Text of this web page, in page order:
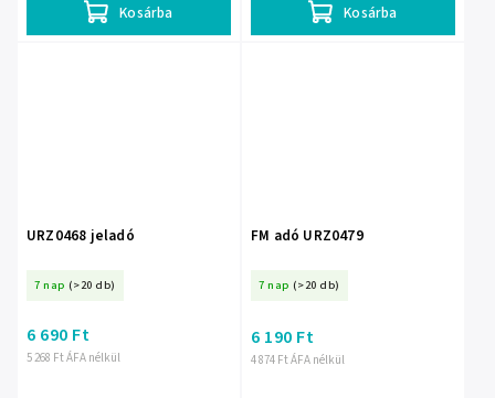
Kosárba Kosárba
URZ0468 jeladó
7 nap (>20 db)
5 268 Ft ÁFA nélkül
6 690 Ft
FM adó URZ0479
7 nap (>20 db)
4 874 Ft ÁFA nélkül
6 190 Ft